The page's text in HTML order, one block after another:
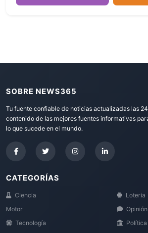
SOBRE NEWS365
Tu fuente confiable de noticias actualizadas las
contenido de las mejores fuentes informativas
lo que sucede en el mundo.
CATEGORÍAS
Ciencia
Motor
Tecnología
Loteria
Opinión
Política